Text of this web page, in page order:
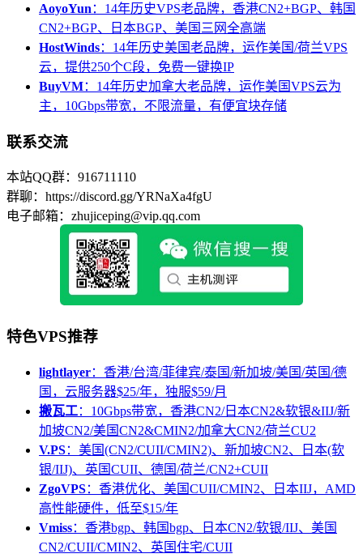
AoyoYun ：14年历史VPS老品牌，香港CN2+BGP、韩国
CN2+BGP、日本BGP、美国三网全高端
HostWinds：14年历史美国老品牌，运作美国/荷兰VPS
云，提供250个C段，免费一键换IP
BuyVM：14年历史加拿大老品牌，运作美国VPS云为
主，10Gbps带宽，不限流量，有便宜块存储
联系交流
本站QQ群：916711110
群聊：https://discord.gg/YRNaXa4fgU
电子邮箱：zhujiceping@vip.qq.com
特色VPS推荐
lightlayer：香港/台湾/菲律宾/泰国/新加坡/美国/英国/德
国，云服务器$25/年，独服$59/月
搬瓦工：10Gbps带宽，香港CN2/日本CN2&软银&IIJ/新
加坡CN2/美国CN2&CMIN2/加拿大CN2/荷兰CU2
V.PS：美国(CN2/CUII/CMIN2)、新加坡CN2、日本(软
银/IIJ)、英国CUII、德国/荷兰/CN2+CUII
ZgoVPS：香港优化、美国CUII/CMIN2、日本IIJ，AMD
高性能硬件，低至$15/年
Vmiss：香港bgp、韩国bgp、日本CN2/软银/IIJ、美国
CN2/CUII/CMIN2、英国住宅/CUII